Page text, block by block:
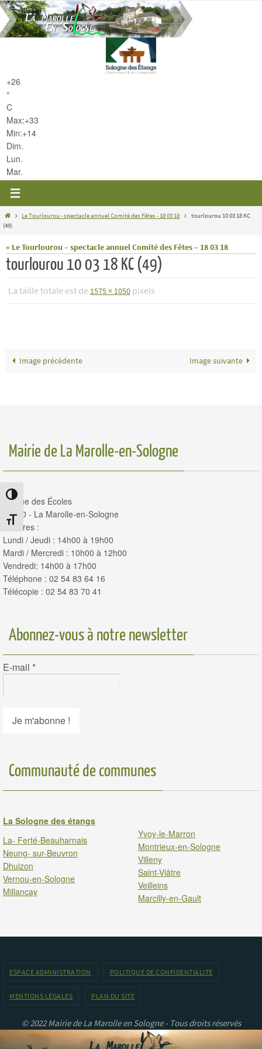
Passer en contraste élevé
Changer la taille de la police
Passer
vers
le
+26
°
C
Max:+33
Min:+14
Dim.
Lun.
Mar.
HomeLe Tourlourou - spectacle annuel Comité des Fêtes - 18 03 18
tourlourou 10 03 18 KC
(49)
« Le Tourlourou – spectacle annuel Comité des Fêtes – 18 03 18
tourlourou 10 03 18 KC (49)
La taille totale est de 1575 × 1050 pixels
Image précédente Image suivante
Mairie de La Marolle-en-Sologne
14, rue des Écoles
41210 - La Marolle-en-Sologne
Horaires :
Lundi / Jeudi : 14h00 à 19h00
Mardi / Mercredi : 10h00 à 12h00
Vendredi: 14h00 à 17h00
Téléphone : 02 54 83 64 16
Télécopie : 02 54 83 70 41
Abonnez-vous à notre newsletter
E-mail *
Communauté de communes
La Sologne des étangs
La- Ferté-Beauharnais
Neung- sur-Beuvron
Dhuizon
Vernou-en-Sologne
Millancay
Yvoy-le-Marron
Montrieux-en-Sologne
Villeny
Saint-Viâtre
Veilleins
Marcilly-en-Gault
ESPACE ADMINISTRATION POLITIQUE DE CONFIDENTIALITÉ
MENTIONS LÉGALES PLAN DU SITE
© 2022 Mairie de La Marolle en Sologne - Tous droits réservés